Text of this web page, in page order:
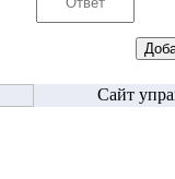
Сайт